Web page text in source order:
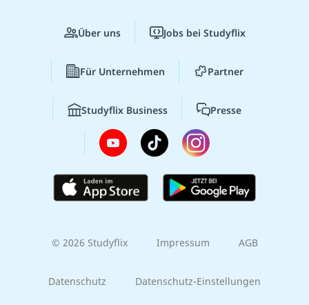
Über uns Jobs bei Studyflix
Für Unternehmen Partner
Studyflix Business Presse
© 2026 Studyflix Impressum AGB
Datenschutz Datenschutz-Einstellungen